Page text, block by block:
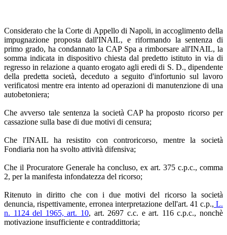
Considerato che la Corte di Appello di Napoli, in accoglimento della
impugnazione proposta dall'INAIL, e riformando la sentenza di
primo grado, ha condannato la CAP Spa a rimborsare all'INAIL, la
somma indicata in dispositivo chiesta dal predetto istituto in via di
regresso in relazione a quanto erogato agli eredi di S. D., dipendente
della predetta società, deceduto a seguito d'infortunio sul lavoro
verificatosi mentre era intento ad operazioni di manutenzione di una
autobetoniera;
Che avverso tale sentenza la società CAP ha proposto ricorso per
cassazione sulla base di due motivi di censura;
Che l'INAIL ha resistito con controricorso, mentre la società
Fondiaria non ha svolto attività difensiva;
Che il Procuratore Generale ha concluso, ex art. 375 c.p.c., comma
2, per la manifesta infondatezza del ricorso;
Ritenuto in diritto che con i due motivi del ricorso la società
denuncia, rispettivamente, erronea interpretazione dell'art. 41 c.p., L.
n. 1124 del 1965, art. 10, art. 2697 c.c. e art. 116 c.p.c., nonchè
motivazione insufficiente e contraddittoria;